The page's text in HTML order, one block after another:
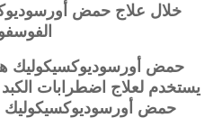
خلال علاج حمض
حمض أورسوديوكسيكوليك
يستخدم لعلاج اضطرابات
حمض أورسوديوكسيكوليك